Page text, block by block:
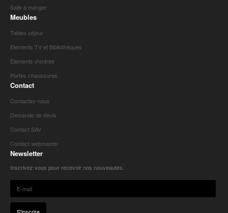
Salle à manger
Meubles
Tables séjour
Elements TV et Bibliothèques
Elements d'entrée
Portes chaussures
Contact
Contactez-nous
Demande de devis
Contact SAV
Contact webmaster
Newsletter
Inscrivez vous pour recevoir nos nouveautés.